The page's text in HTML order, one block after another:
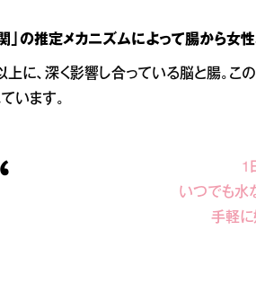
」の推定メカニズムによって腸から女
に、深く影響し合っている脳と腸。こ
います。
1
いつでも水
手軽に